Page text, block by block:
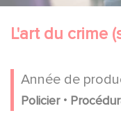
L'art du crime
Année de
Policier .